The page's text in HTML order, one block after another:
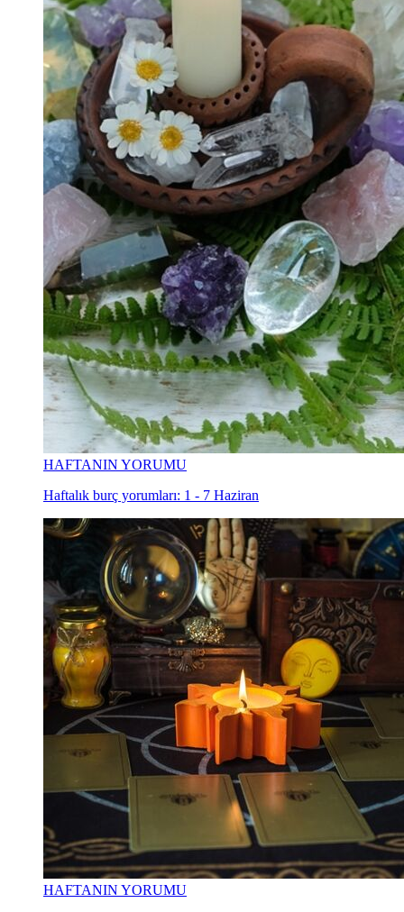
HAFTANIN YORUMU
Haftalık burç yorumları: 1 - 7 Haziran
HAFTANIN YORUMU